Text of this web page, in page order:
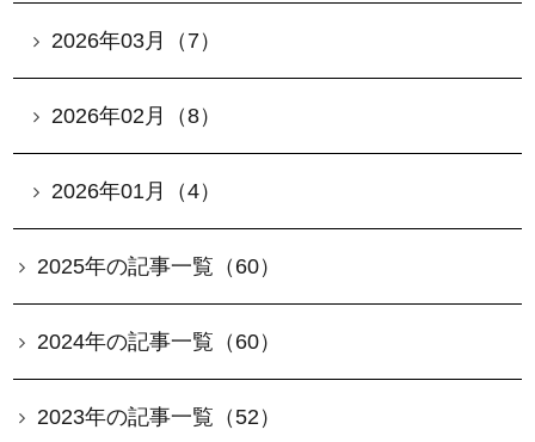
2026年03月（7）
2026年02月（8）
2026年01月（4）
2025年の記事一覧（60）
2024年の記事一覧（60）
2023年の記事一覧（52）